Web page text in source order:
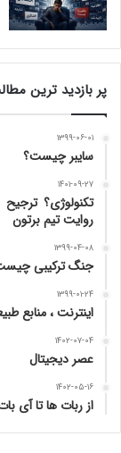
پر بازدید ترین
۱۳۹۹-۰۶-۰۱
سایبر چیست؟
۱۴۰۱-۰۹-۲۷
تکنولوژی؟
روایت تیم برتون
۱۳۹۹-۰۴-۰۸
جنگ ترکیبی
۱۳۹۹-۰۱-۲۴
اینترنت ، منابع
۱۴۰۲-۰۷-۰۴
عصر دیجیتال
۱۴۰۲-۰۵-۱۶
از ربات ها تا آی